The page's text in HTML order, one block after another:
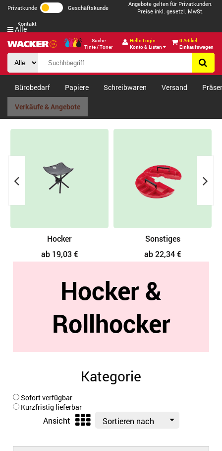
Privatkunde Geschäftskunde
Angebote gelten für Privatkunden.
Preise inkl. gesetzl. MwSt.
Kontakt
Suche
Tinte / Toner
Hello Login
Konto & Listen
0 Artikel
Einkaufswagen
Alle
Bürobedarf Papiere Schreibwaren Versand
Verkäufe & Angebote
Hocker
ab 19,03 €
Sonstiges
ab 22,34 €
Hocker &
Rollhocker
Kategorie
Sofort verfügbar
Kurzfristig lieferbar
Ansicht Sortieren nach